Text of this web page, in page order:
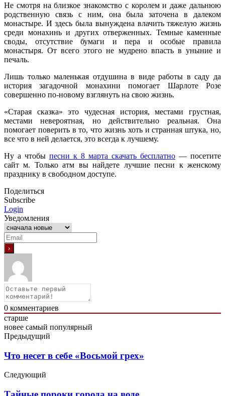
Не смотря на близкое знакомство с королем и даже дальнюю
родственную связь с ним, она была заточена в далеком
монастыре. И здесь была вынуждена влачить тяжелую жизнь
среди монахинь и других отверженных. Темные каменные
своды, отсутствие бумаги и пера и особые правила
монастыря. От всего этого не мудрено впасть в уныние и
печаль.
Лишь только маленькая отдушина в виде работы в саду да
история загадочной монахини помогает Шарлоте Розе
совершенно по-новому взглянуть на свою жизнь.
«Старая сказка» это чудесная история, местами грустная,
местами невероятная, но действительно реальная. Она
помогает поверить в то, что жизнь хоть и странная штука, но,
все что в ней делается, это всегда к лучшему.
Ну а чтобы песни к 8 марта скачать бесплатно — посетите
сайт м. Только атм вы найдете лучшие песни к женскому
празднику в свободном доступе.
Поделиться
Subscribe
Login
Уведомления
0 комментариев
старше
новее самый популярный
Предыдущий
Что несет в себе «Восьмой грех»
Следующий